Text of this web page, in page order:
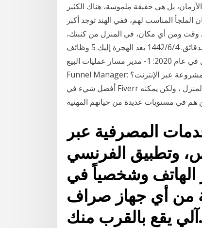
بل هي حقيقة ملموسة، هناك الكثير
المناسب لهم، ففي الهند توجد أكبر
وقت ومن أي مكان، في المنزل من كنبتك،
من قاعة الانتظار عند الدكتور أو أي مكان آخر حيث لديك بعض الدقائق. 4‏‏/6‏‏/1442 بعد الهجرة إليك 5 وظائف
بدوام جزئي يمكنك القيام بها عبر الإنترنت من المنزل في عام 2020: 1- مدير مسار عمليات البيع Sales
Funnel Manager: موضوعات ذات صلة بما تقرأ الآن: أين تجد وظائف مشروعة عبر الإنترنت؟ Fiverr.
أفضل شيء في Fiverr هو أنه لا يتعلق فقط بمجموعة واسعة من وظائف العمل من المنزل ، ولكن يمكنه
المصرفية عبر
وتطبيق الفرنسي
الهاتف وشخصياً في
من أي جهاز صراف
آلي يقع بالقرب منك.